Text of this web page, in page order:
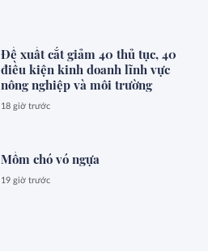
Đề xuất cắt giảm 40 thủ tục, 40
điều kiện kinh doanh lĩnh vực
nông nghiệp và môi trường
18 giờ trước
Mồm chó vó ngựa
19 giờ trước